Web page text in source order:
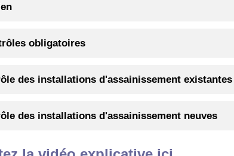
obligatoires
des installations d'assainissement existantes
des installations d'assainissement neuves